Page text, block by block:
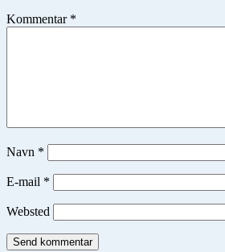
Kommentar *
Navn *
E-mail *
Websted